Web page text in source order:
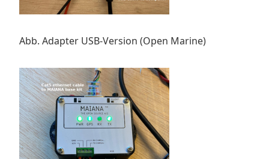
Abb. Adapter USB-Version (Open Marine)